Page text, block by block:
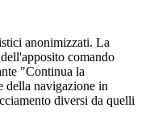
anonimizzati. La
comando
"Continua la
della navigazione in
diversi da quelli